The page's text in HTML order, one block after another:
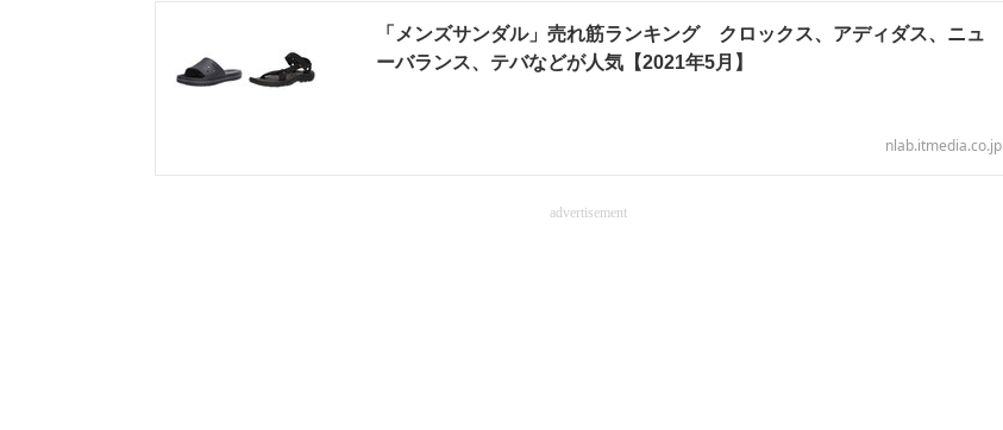
「メンズサンダル」売れ筋ランキング クロックス、アディダス、ニュ
ーバランス、テバなどが人気【2021年5月】
nlab.itmedia.co.jp
advertisement